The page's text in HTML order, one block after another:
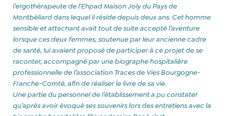
l’ergothérapeute de l’Ehpad Maison Joly du Pays de
Montbéliard dans lequel il réside depuis deux ans. Cet homme
sensible et attachant avait tout de suite accepté l’aventure
lorsque ces deux femmes, soutenue par leur ancienne cadre
de santé, lui avaient proposé de participer à ce projet de se
raconter, accompagné par une biographe hospitalière
professionnelle de l’association Traces de Vies Bourgogne-
Franche-Comté, afin de réaliser le livre de sa vie.
Une partie du personnel de l’établissement a pu constater
qu’après avoir évoqué ses souvenirs lors des entretiens avec la